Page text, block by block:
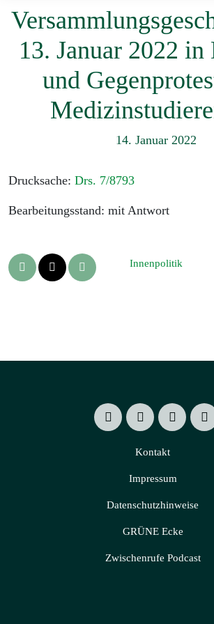
13. Januar 2022 in
und
14. Januar 2022
Drucksache: Drs. 7/8793
Bearbeitungsstand: mit Antwort
Innenpolitik
Kontakt
Impressum
Datenschutzhinweise
GRÜNE Ecke
Zwischenrufe Podcast